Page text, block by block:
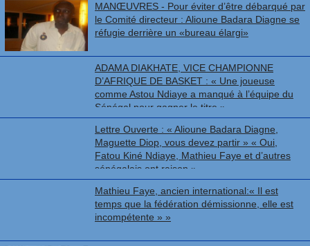
MANŒUVRES - Pour éviter d’être débarqué par
le Comité directeur : Alioune Badara Diagne se
réfugie derrière un «bureau élargi»
ADAMA DIAKHATE, VICE CHAMPIONNE
D’AFRIQUE DE BASKET : « Une joueuse
comme Astou Ndiaye a manqué à l’équipe du
Sénégal pour gagner le titre »
Lettre Ouverte : « Alioune Badara Diagne,
Maguette Diop, vous devez partir » « Oui,
Fatou Kiné Ndiaye, Mathieu Faye et d’autres
sénégalais ont raison »
Mathieu Faye, ancien international:« Il est
temps que la fédération démissionne, elle est
incompétente » »